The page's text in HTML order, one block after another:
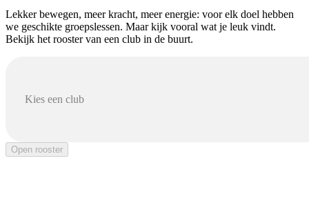
Lekker bewegen, meer kracht, meer energie: voor elk doel hebben
we geschikte groepslessen. Maar kijk vooral wat je leuk vindt.
Bekijk het rooster van een club in de buurt.
Kies een club
Open rooster